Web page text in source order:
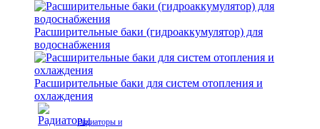
Расширительные баки (гидроаккумулятор) для
водоснабжения
Расширительные баки для систем отопления и
охлаждения
Радиаторы и